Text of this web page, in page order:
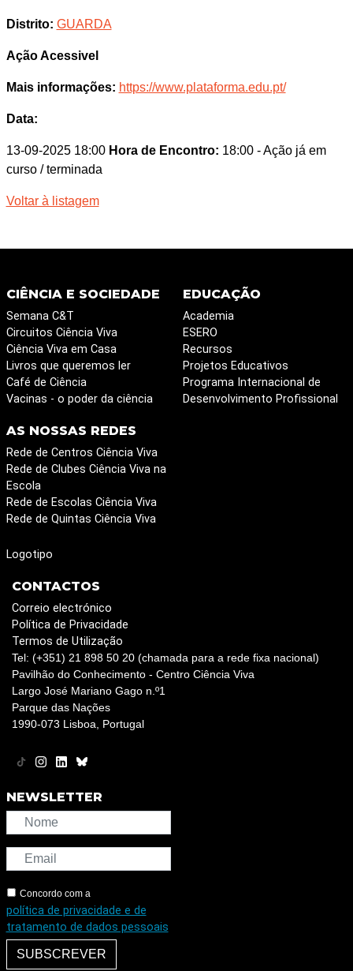
Distrito: GUARDA
Ação Acessivel
Mais informações: https://www.plataforma.edu.pt/
Data:
13-09-2025 18:00 Hora de Encontro: 18:00 - Ação já em
curso / terminada
Voltar à listagem
CIÊNCIA E SOCIEDADE
Semana C&T
Circuitos Ciência Viva
Ciência Viva em Casa
Livros que queremos ler
Café de Ciência
Vacinas - o poder da ciência
EDUCAÇÃO
Academia
ESERO
Recursos
Projetos Educativos
Programa Internacional de
Desenvolvimento Profissional
AS NOSSAS REDES
Rede de Centros Ciência Viva
Rede de Clubes Ciência Viva na
Escola
Rede de Escolas Ciência Viva
Rede de Quintas Ciência Viva
Logotipo
CONTACTOS
Correio electrónico
Política de Privacidade
Termos de Utilização
Tel: (+351) 21 898 50 20 (chamada para a rede fixa nacional)
Pavilhão do Conhecimento - Centro Ciência Viva
Largo José Mariano Gago n.º1
Parque das Nações
1990-073 Lisboa, Portugal
NEWSLETTER
Concordo com a
política de privacidade e de
tratamento de dados pessoais
SUBSCREVER